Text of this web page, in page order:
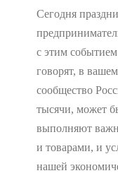
Сегодня
с этим
говорят, в
сообщество
тысячи, может
выполняют
и товарами, и
нашей